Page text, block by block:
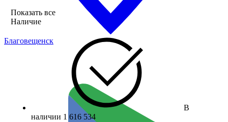
Благовещенск
Показать все
Наличие
В
наличии 1 616 534